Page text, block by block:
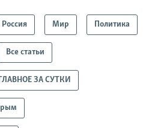
Россия Мир Политика
Все статьи
ГЛАВНОЕ ЗА СУТКИ